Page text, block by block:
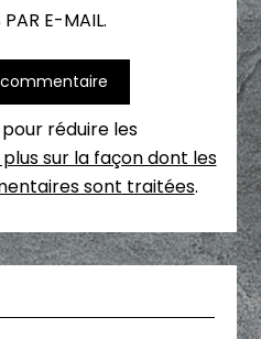
PAR E-MAIL.
réduire les
plus sur la façon dont les
sont traitées.